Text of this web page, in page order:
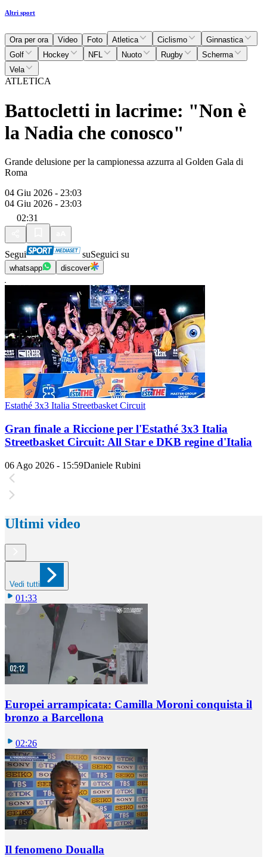
Altri sport
Ora per ora Video Foto Atletica Ciclismo
Ginnastica
Golf
Hockey NFL Nuoto Rugby
Scherma
Vela
ATLETICA
Battocletti in lacrime: "Non è
la Nadia che conosco"
Grande delusione per la campionessa azzurra al Golden Gala di
Roma
04 Giu 2026 - 23:03
04 Giu 2026 - 23:03
02:31
Segui suSeguici su
whatsapp discover
Estathé 3x3 Italia Streetbasket Circuit
Gran finale a Riccione per l'Estathé 3x3 Italia
Streetbasket Circuit: All Star e DKB regine d'Italia
06 Ago 2026 - 15:59Daniele Rubini
Ultimi video
Vedi tutti
01:33
Europei arrampicata: Camilla Moroni conquista il
bronzo a Barcellona
02:26
Il fenomeno Doualla